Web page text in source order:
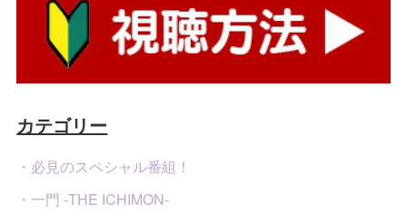
カテゴリー
・必見のスペシャル番組！
・一門 -THE ICHIMON-